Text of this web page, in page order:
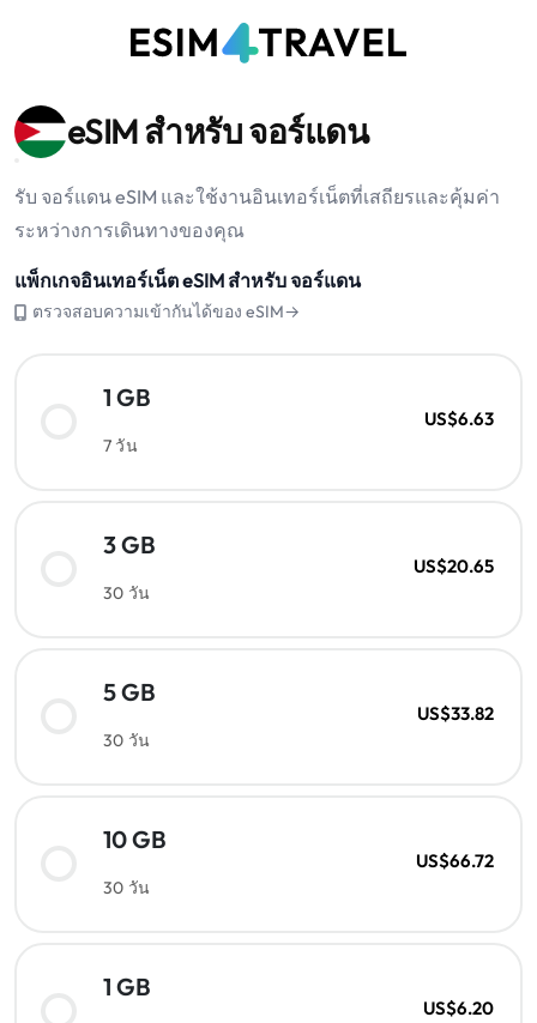
eSIM สำหรับ จอร์แดน
รับ จอร์แดน eSIM และใช้งานอินเทอร์เน็ตที่เสถียรและคุ้มค่า
ระหว่างการเดินทางของคุณ
แพ็กเกจอินเทอร์เน็ต eSIM สำหรับ จอร์แดน
ตรวจสอบความเข้ากันได้ของ eSIM→
1 GB
7 วัน
US$6.63
3 GB
30 วัน
US$20.65
5 GB
30 วัน
US$33.82
10 GB
30 วัน
US$66.72
1 GB
US$6.20